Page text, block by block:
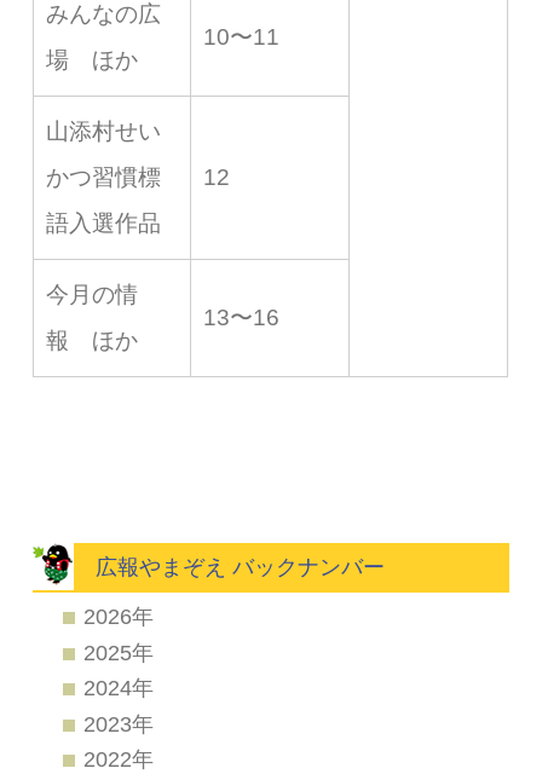
みんなの広
場 ほか
10〜11
山添村せい
かつ習慣標
語入選作品
12
今月の情
報 ほか
13〜16
広報やまぞえ バックナンバー
2026年
2025年
2024年
2023年
2022年